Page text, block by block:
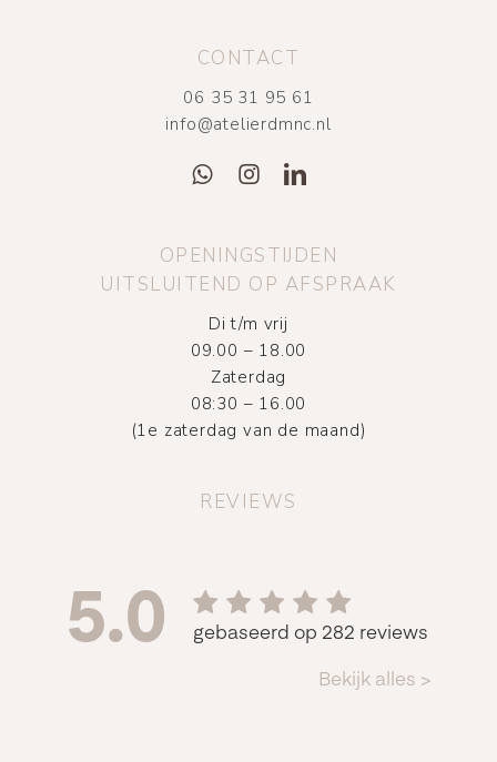
CONTACT
06 35 31 95 61
info@atelierdmnc.nl
OPENINGSTIJDEN
UITSLUITEND OP AFSPRAAK
Di t/m vrij
09.00 – 18.00
Zaterdag
08:30 – 16.00
(1e zaterdag van de maand)
REVIEWS